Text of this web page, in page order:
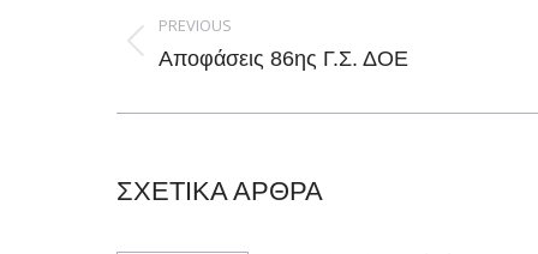
navigation
PREVIOUS
Previous
Αποφάσεις 86ης Γ.Σ. ΔΟΕ
ΣΧΕΤΙΚΑ ΑΡΘΡΑ